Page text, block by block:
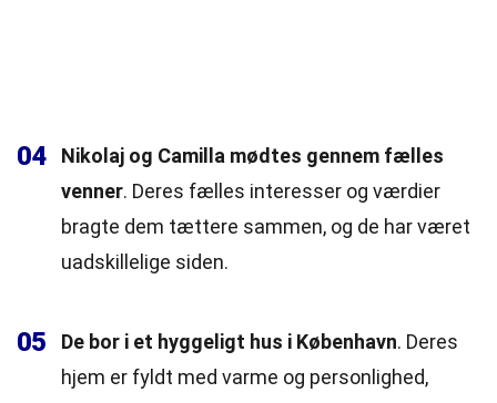
04
Nikolaj og Camilla mødtes gennem fælles
venner. Deres fælles interesser og værdier
bragte dem tættere sammen, og de har været
uadskillelige siden.
05 De bor i et hyggeligt hus i København. Deres
hjem er fyldt med varme og personlighed,